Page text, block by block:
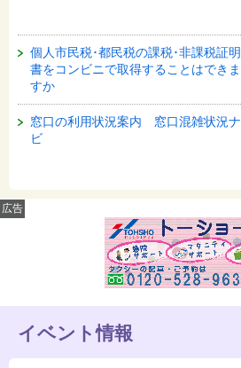
個人市民税･都民税の課税･非課税証明
書をコンビニで取得することはできま
すか
窓口の利用状況案内 窓口混雑状況ナ
ビ
広告
イベント情報